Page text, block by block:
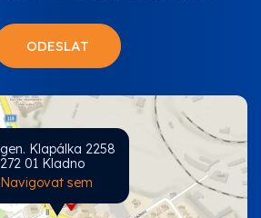
gen. Klapálka 2258
272 01 Kladno
Navigovat sem